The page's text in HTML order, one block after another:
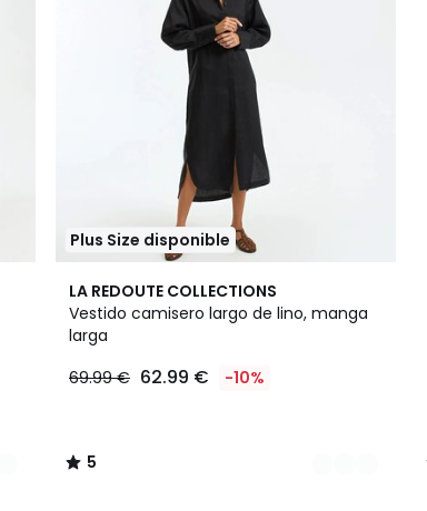
Plus Size disponible
LA REDOUTE COLLECTIONS
Vestido camisero largo de lino, manga
larga
69.99 € 62.99 € -10%
5
/
5
2
Colores
5
/